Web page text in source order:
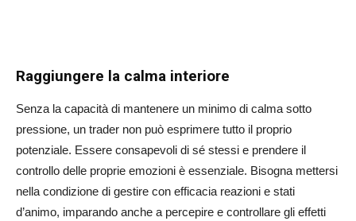
Raggiungere la calma interiore
Senza la capacità di mantenere un minimo di calma sotto
pressione, un trader non può esprimere tutto il proprio
potenziale. Essere consapevoli di sé stessi e prendere il
controllo delle proprie emozioni è essenziale. Bisogna mettersi
nella condizione di gestire con efficacia reazioni e stati
d’animo, imparando anche a percepire e controllare gli effetti